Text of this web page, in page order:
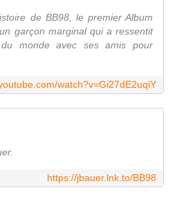
de BB98, le premier Album
garçon marginal qui a ressentit
monde avec ses amis pour
watch?v=Gi27dE2uqiY
https://jbauer.lnk.to/BB98